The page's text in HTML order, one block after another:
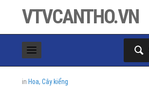
VTVCANTHO.VN
in Hoa, Cây kiểng